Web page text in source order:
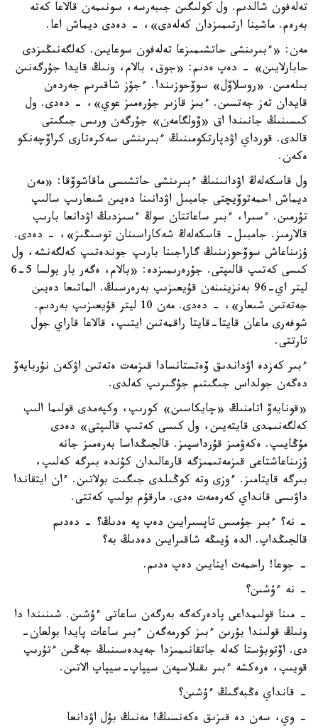
تەلەفون شالدىم. ول كولىگىن جىبەرسە، سونىمەن قالاعا كەتە
بەرەم. ماشينا ارتىمىزدان كەلەدى»، - دەدى ديماش اعا.
مەن: «ءبىرىنشى حاتشىمىزعا تەلەفون سوعايىن. كەلگەنىڭىزدى
حابارلايىن» - دەپ ەدىم: «جوق، بالام، ونىڭ قايدا جۇرگەنىن
بىلەمىن. «روسلاۆل» سوۆحوزىندا. ءجۇز شاقىرىم جەردەن
قايدان تەز جەتسىن. ءبىز قازىر جۇرەمىز عوي»، - دەدى. ول
كىسىنىڭ جانىندا اق «ۆولگامەن» جۇرگەن ورىس جىگىتى
قالدى. قورداي اۋدپارتكومىنىڭ ءبىرىنشى سەكرەتارى كراۆچەنكو
ەكەن.
ول قاسكەلەڭ اۋدانىنىڭ ءبىرىنشى حاتشىسى ماقاشوۆقا: «مەن
ديماش احمەتوۆيچتى جامبىل اۋدانىنا دەيىن شىعارىپ سالىپ
تۇرمىن. ءسىرا، ءبىر ساعاتتان سوڭ ءسىزدىڭ اۋدانعا بارىپ
قالارمىز. جامبىل- قاسكەلەڭ شەكاراسىنان توسىڭىز»، - دەدى.
ۇزىناعاش سوۆحوزىنىڭ گاراجىنا بارىپ جوندەتىپ كەلگەنشە، ول
كىسى كەتىپ قالىپتى. جۇرەرىمىزدە: «بالام، ەگەر بار بولسا 5-6
ليتر اي-96 بەنزينىنەن قۇيعىزىپ بەرەرسىڭ. الماتىعا دەيىن
جەتەتىن شىعار»، - دەدى. مەن 10 ليتر قۇيعىزىپ بەردىم.
شوفەرى ماعان قايتا-قايتا راقمەتىن ايتىپ، قالاعا قاراي جول
تارتتى.
ءبىر كەزدە اۋداندىق ۆەتستانسادا قىزمەت ەتەتىن اۋكەن نۇربايەۆ
دەگەن جولداس جىگىتىم جۇگىرىپ كەلدى.
«قونايەۆ اتامنىڭ «چايكاسىن» كورىپ، وكپەمدى قولىما الىپ
كەلگەنىمدى قايتەيىن، ول كىسى كەتىپ قالىپتى» دەدى
مۇڭايىپ. ەكەۋمىز قۇرداسپىز. قالجىڭداسا بەرەمىز جانە
ۇزىناعاشتاعى قىزمەتىمىزگە قارعالىدان كۇندە بىرگە كەلىپ،
بىرگە قايتامىز. ءوزى وتە كوڭىلدى جىگىت بولاتىن. ءان ايتقاندا
داۋىسى قانداي كەرەمەت ەدى. مارقۇم بولىپ كەتتى.
- نە؟ ءبىر جۇمىس تاپسىرايىن دەپ پە ەدىڭ؟ - دەدىم
قالجىڭداپ. الدە ۇيىڭە شاقىرايىن دەدىڭ بە؟
- جوعا! راحمەت ايتايىن دەپ ەدىم.
- نە ءۇشىن؟
- مىنا قولىمداعى پادەركەگە بەرگەن ساعاتى ءۇشىن. شىنىندا دا
ونىڭ قولىندا بۇرىن ءبىز كورمەگەن ءبىر ساعات پايدا بولعان-
دى. اۆتوبۋستا كەلە جاتقانىمىزدا جەيدەسىنىڭ جەڭىن ءتۇرىپ
قويىپ، ەرەكشە ءبىر ىقىلاسپەن سيپاپ-سيپاپ الاتىن.
- قانداي ەڭبەگىڭ ءۇشىن؟
- وي، سەن دە قىزىق ەكەنسىڭ! مەنىڭ بۇل اۋدانعا